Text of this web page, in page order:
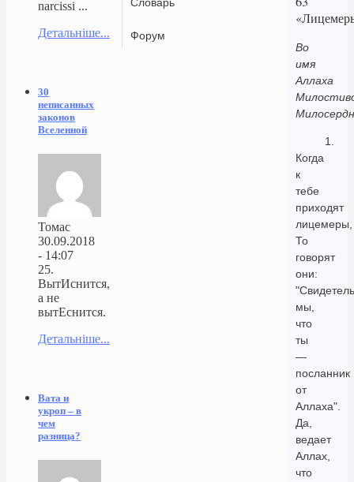
Форум
Во
имя
Аллаха
1.
Когда
к
тебе
приходят
лицемеры,
То
говорят
они:
мы,
что
ты
—
посланник
от
Аллаха".
Да,
ведает
Аллах,
что
narcissi ...
Детальніше...
30
неписанных
законов
Вселенной
Томас
30.09.2018
- 14:07
25.
ВытИснится,
а не
вытЕснится.
Детальніше...
Вата и
укроп – в
чем
разница?